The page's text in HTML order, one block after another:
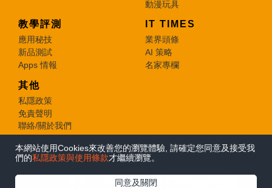
本網站使用Cookies來改善您的瀏覽體驗, 請確定您同意及接受我
們的私隱政策與使用條款才繼續瀏覽。
同意及關閉
動漫玩具
教學評測
應用秘技
新品測試
Apps 情報
IT TIMES
業界頭條
AI 策略
名家專欄
其他
私隱政策
免責聲明
聯絡/關於我們
© 2026 e-zone. All Rights Reserved.